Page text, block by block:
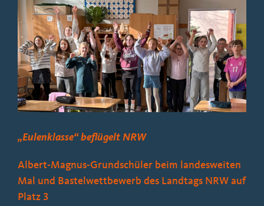
„Eulenklasse“ beflügelt NRW
Albert-Magnus-Grundschüler beim landesweiten
Mal und Bastelwettbewerb des Landtags NRW auf
Platz 3